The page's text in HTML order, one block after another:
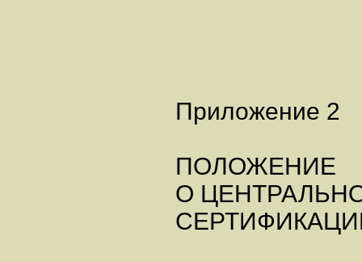
Приложение 2
ПОЛОЖЕНИЕ
О